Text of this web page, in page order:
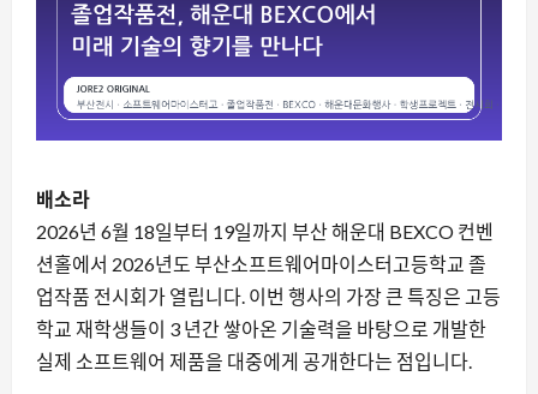
배소라
2026년 6월 18일부터 19일까지 부산 해운대 BEXCO 컨벤
션홀에서 2026년도 부산소프트웨어마이스터고등학교 졸
업작품 전시회가 열립니다. 이번 행사의 가장 큰 특징은 고등
학교 재학생들이 3 년간 쌓아온 기술력을 바탕으로 개발한
실제 소프트웨어 제품을 대중에게 공개한다는 점입니다.